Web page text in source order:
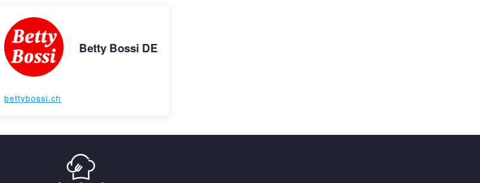
Betty Bossi DE
bettybossi.ch